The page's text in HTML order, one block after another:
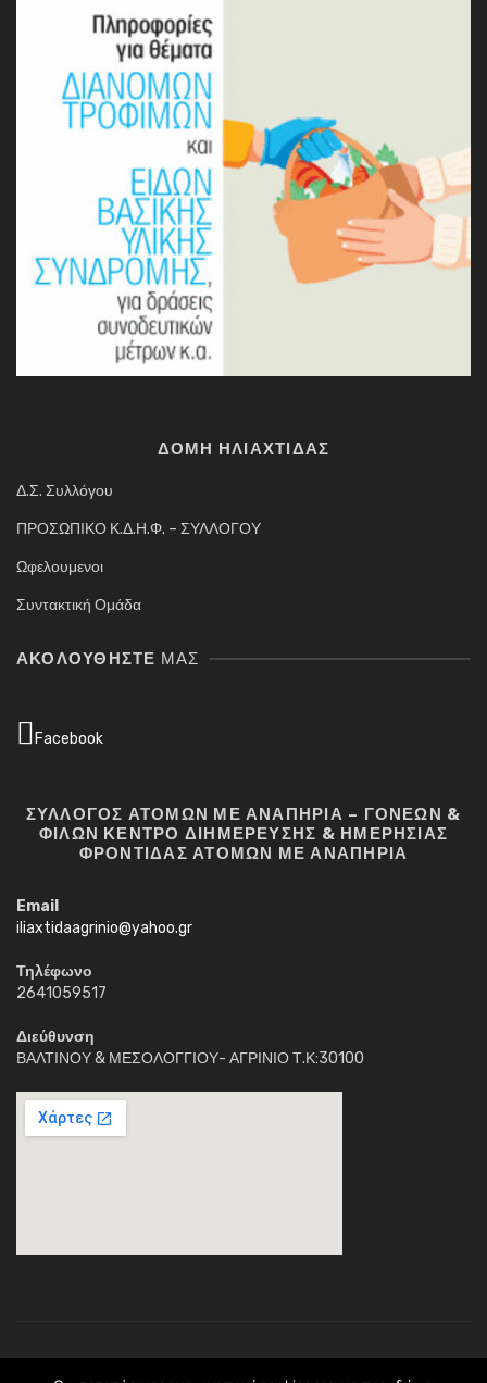
ΔΟΜΗ ΗΛΙΑΧΤΙΔΑΣ
Δ.Σ. Συλλόγου
ΠΡΟΣΩΠΙΚΟ Κ.Δ.Η.Φ. – ΣΥΛΛΟΓΟΥ
Ωφελουμενοι
Συντακτική Ομάδα
ΑΚΟΛΟΥΘΉΣΤΕ ΜΑΣ
Facebook
ΣΥΛΛΟΓΟΣ ΑΤΟΜΩΝ ΜΕ ΑΝΑΠΗΡΙΑ – ΓΟΝΕΩΝ &
ΦΙΛΩΝ ΚΕΝΤΡΟ ΔΙΗΜΕΡΕΥΣΗΣ & ΗΜΕΡΗΣΙΑΣ
ΦΡΟΝΤΙΔΑΣ ΑΤΟΜΩΝ ΜΕ ΑΝΑΠΗΡΙΑ
Email
iliaxtidaagrinio@yahoo.gr
Τηλέφωνο
2641059517
Διεύθυνση
ΒΑΛΤΙΝΟΥ & ΜΕΣΟΛΟΓΓΙΟΥ- ΑΓΡΙΝΙΟ Τ.Κ:30100